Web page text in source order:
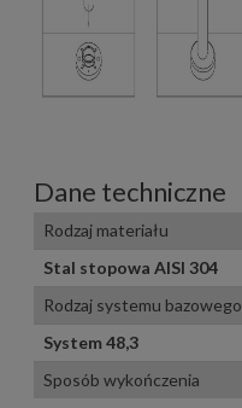
Dane techniczne
Rodzaj materiału
Stal stopowa AISI 304
Rodzaj systemu bazowego
System 48,3
Sposób wykończenia